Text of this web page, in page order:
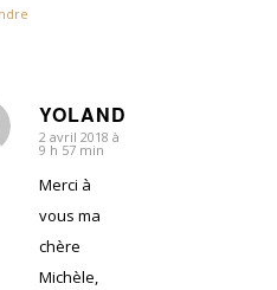
YOLANDE
dit
2 avril 2018 à
9 h 57 min
Merci à
vous ma
chère
Michèle,